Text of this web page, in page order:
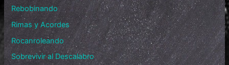
Rebobinando
Rimas y Acordes
Rocanroleando
Sobrevivir al Descalabro